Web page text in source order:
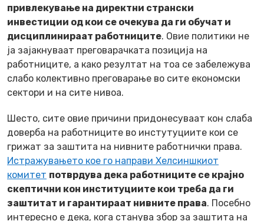
привлекување на директни странски
инвестиции од кои се очекува да ги обучат и
дисциплинираат работниците. Овие политики не
ја зајакнуваат преговарачката позиција на
работниците, а како резултат на тоа се забележува
слабо колективно преговарање во сите економски
сектори и на сите нивоа.
Шесто, сите овие причини придонесуваат кон слаба
доверба на работниците во инстутуциите кои се
грижат за заштита на нивните работнички права.
Истражувањето кое го направи Хелсиншкиот
комитет потврдува дека работниците се крајно
скептични кон институциите кои треба да ги
заштитат и гарантираат нивните права. Посебно
интересно е дека, кога станува збор за заштита на